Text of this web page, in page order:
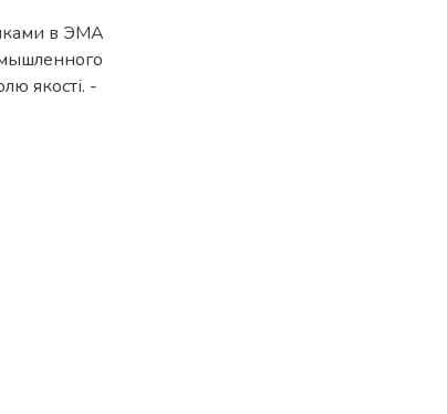
в ЭМА
якості. -